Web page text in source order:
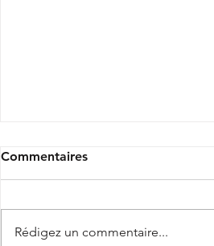
Commentaires
Rédigez un commentaire...